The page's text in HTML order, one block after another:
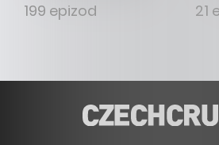
199 epizod 21